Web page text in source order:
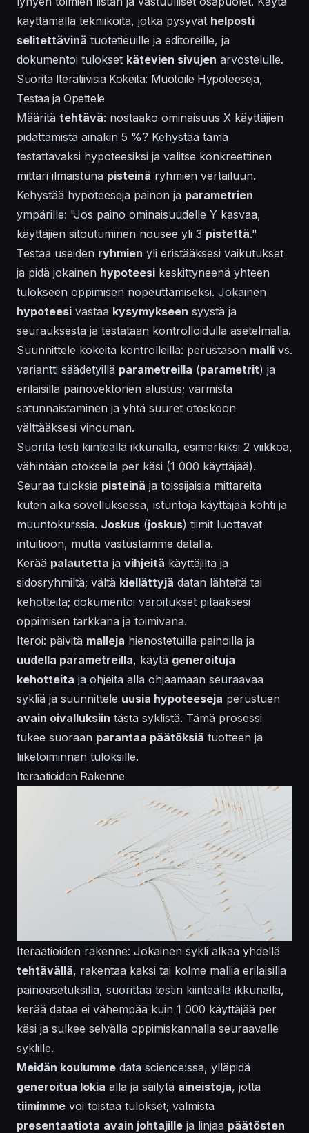
käyttämällä tekniikoita, jotka pysyvät helposti
selitettävinä tuotetieuille ja editoreille, ja
dokumentoi tulokset kätevien sivujen arvostelulle.
Suorita Iteratiivisia Kokeita: Muotoile Hypoteeseja,
Testaa ja Opettele
Määritä tehtävä: nostaako ominaisuus X käyttäjien
pidättämistä ainakin 5 %? Kehystää tämä
testattavaksi hypoteesiksi ja valitse konkreettinen
mittari ilmaistuna pisteinä ryhmien vertailuun.
Kehystää hypoteeseja painon ja parametrien
ympärille: "Jos paino ominaisuudelle Y kasvaa,
käyttäjien sitoutuminen nousee yli 3 pistettä."
Testaa useiden ryhmien yli eristääksesi vaikutukset
ja pidä jokainen hypoteesi keskittyneenä yhteen
tulokseen oppimisen nopeuttamiseksi. Jokainen
hypoteesi vastaa kysymykseen syystä ja
seurauksesta ja testataan kontrolloidulla asetelmalla.
Suunnittele kokeita kontrolleilla: perustason malli vs.
variantti säädetyillä parametreilla (parametrit) ja
erilaisilla painovektorien alustus; varmista
satunnaistaminen ja yhtä suuret otoskoon
välttääksesi vinouman.
Suorita testi kiinteällä ikkunalla, esimerkiksi 2 viikkoa,
vähintään otoksella per käsi (1 000 käyttäjää).
Seuraa tuloksia pisteinä ja toissijaisia mittareita
kuten aika sovelluksessa, istuntoja käyttäjää kohti ja
muuntokurssia. Joskus (joskus) tiimit luottavat
intuitioon, mutta vastustamme datalla.
Kerää palautetta ja vihjeitä käyttäjiltä ja
sidosryhmiltä; vältä kiellättyjä datan lähteitä tai
kehotteita; dokumentoi varoitukset pitääksesi
oppimisen tarkkana ja toimivana.
Iteroi: päivitä malleja hienostetuilla painoilla ja
uudella parametreilla, käytä generoituja
kehotteita ja ohjeita alla ohjaamaan seuraavaa
sykliä ja suunnittele uusia hypoteeseja perustuen
avain oivalluksiin tästä syklistä. Tämä prosessi
tukee suoraan parantaa päätöksiä tuotteen ja
liiketoiminnan tuloksille.
Iteraatioiden Rakenne
Iteraatioiden rakenne: Jokainen sykli alkaa yhdellä
tehtävällä, rakentaa kaksi tai kolme mallia erilaisilla
painoasetuksilla, suorittaa testin kiinteällä ikkunalla,
kerää dataa ei vähempää kuin 1 000 käyttäjää per
käsi ja sulkee selvällä oppimiskannalla seuraavalle
syklille.
Meidän koulumme data science:ssa, ylläpidä
generoitua lokia alla ja säilytä aineistoja, jotta
tiimimme voi toistaa tulokset; valmista
presentaatiota avain johtajille ja linjaa päätösten